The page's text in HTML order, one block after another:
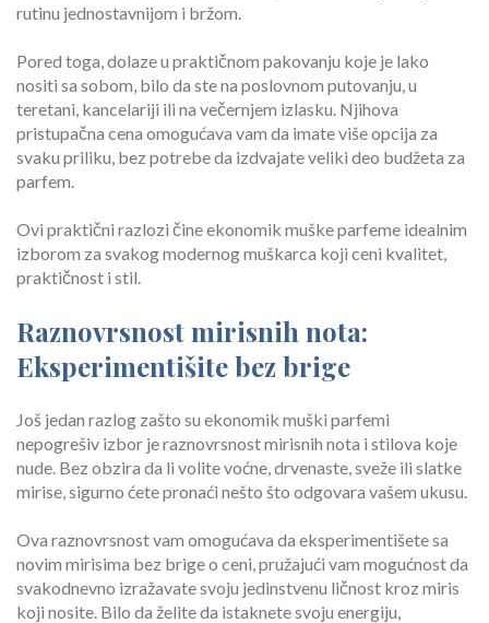
rutinu jednostavnijom i bržom.
Pored toga, dolaze u praktičnom pakovanju koje je lako
nositi sa sobom, bilo da ste na poslovnom putovanju, u
teretani, kancelariji ili na večernjem izlasku. Njihova
pristupačna cena omogućava vam da imate više opcija za
svaku priliku, bez potrebe da izdvajate veliki deo budžeta za
parfem.
Ovi praktični razlozi čine ekonomik muške parfeme idealnim
izborom za svakog modernog muškarca koji ceni kvalitet,
praktičnost i stil.
Raznovrsnost mirisnih nota:
Eksperimentišite bez brige
Još jedan razlog zašto su ekonomik muški parfemi
nepogrešiv izbor je raznovrsnost mirisnih nota i stilova koje
nude. Bez obzira da li volite voćne, drvenaste, sveže ili slatke
mirise, sigurno ćete pronaći nešto što odgovara vašem ukusu.
Ova raznovrsnost vam omogućava da eksperimentišete sa
novim mirisima bez brige o ceni, pružajući vam mogućnost da
svakodnevno izražavate svoju jedinstvenu ličnost kroz miris
koji nosite. Bilo da želite da istaknete svoju energiju,